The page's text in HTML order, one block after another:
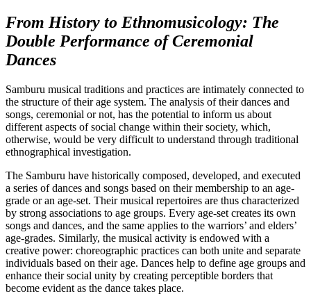
From History to Ethnomusicology: The
Double Performance of Ceremonial
Dances
Samburu musical traditions and practices are intimately connected to
the structure of their age system. The analysis of their dances and
songs, ceremonial or not, has the potential to inform us about
different aspects of social change within their society, which,
otherwise, would be very difficult to understand through traditional
ethnographical investigation.
The Samburu have historically composed, developed, and executed
a series of dances and songs based on their membership to an age-
grade or an age-set. Their musical repertoires are thus characterized
by strong associations to age groups. Every age-set creates its own
songs and dances, and the same applies to the warriors’ and elders’
age-grades. Similarly, the musical activity is endowed with a
creative power: choreographic practices can both unite and separate
individuals based on their age. Dances help to define age groups and
enhance their social unity by creating perceptible borders that
become evident as the dance takes place.